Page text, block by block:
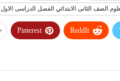
الثانى الابتدائي الفصل الدراسى الاول 1442 هـ
ReddIt
Pinterest